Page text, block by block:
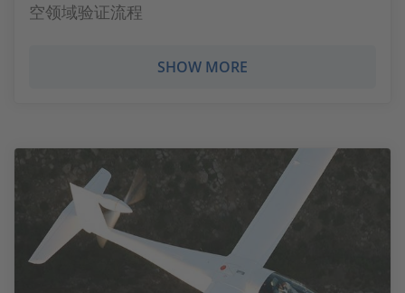
空领域验证流程
SHOW MORE